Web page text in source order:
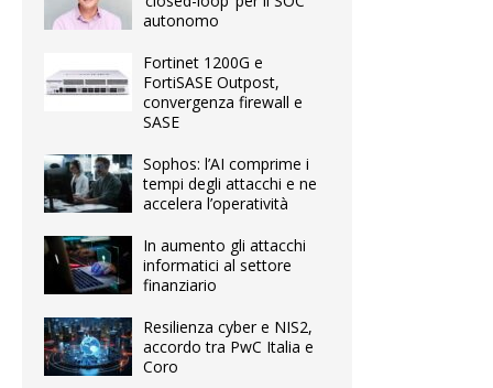
autonomo
Fortinet 1200G e
FortiSASE Outpost,
convergenza firewall e
SASE
Sophos: l’AI comprime i
tempi degli attacchi e ne
accelera l’operatività
In aumento gli attacchi
informatici al settore
finanziario
Resilienza cyber e NIS2,
accordo tra PwC Italia e
Coro